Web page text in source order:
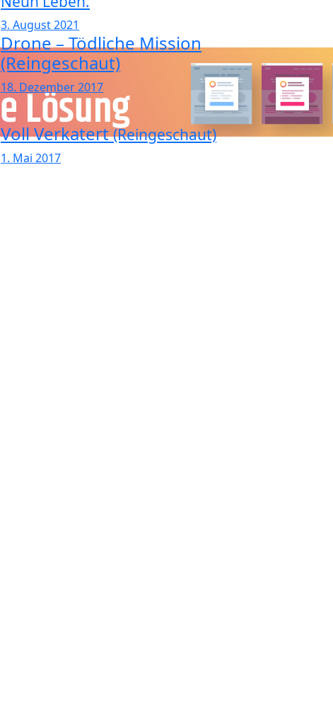
3. August 2021
Drone – Tödliche Mission
(Reingeschaut)
18. Dezember 2017
Voll Verkatert(Reingeschaut)
1. Mai 2017